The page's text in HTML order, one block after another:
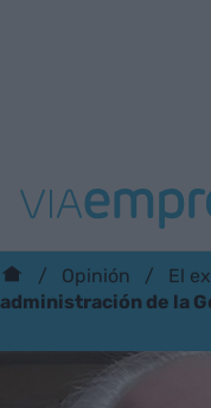
Opinión El
administración de la